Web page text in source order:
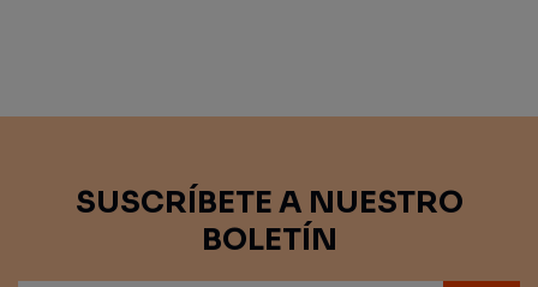
SUSCRÍBETE A NUESTRO
BOLETÍN